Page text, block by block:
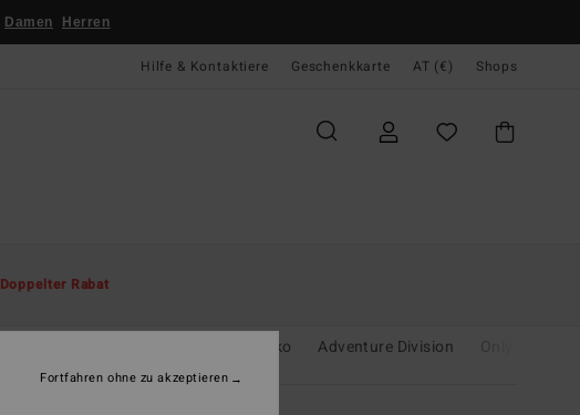
Damen Herren
Hilfe & Kontaktiere Geschenkkarte AT (€) Shops
Doppelter Rabat
Öko Adventure Division Only Online
Fortfahren ohne zu akzeptieren